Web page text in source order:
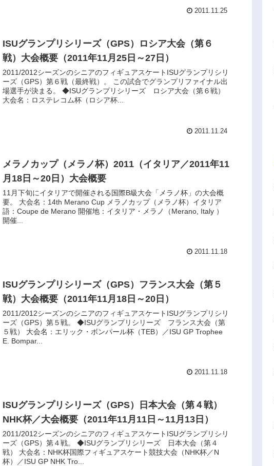
2011.11.25
ISUグランプリシリーズ（GPS）ロシア大会（第６
戦）大会概要（2011年11月25日～27日）
2011/2012シーズンのシニアのフィギュアスケートISUグランプリシリ
ーズ（GPS）第６戦（最終戦）。 この試合でグランプリファイナル出
場選手が決まる。 ◆ISUグランプリシリーズ ロシア大会（第６戦）
大会名：ロステレコム杯（ロシア杯...
2011.11.24
メラノカップ（メラノ杯）2011（イタリア／2011年11
月18日～20日）大会概要
11月下旬にイタリアで開催される国際B級大会「メラノ杯」の大会概
要。 大会名：14th Merano Cup メラノカップ（メラノ杯）イタリア
語：Coupe de Merano 開催地：イタリア・メラノ（Merano, Italy ）
開催...
2011.11.18
ISUグランプリシリーズ（GPS）フランス大会（第５
戦）大会概要（2011年11月18日～20日）
2011/2012シーズンのシニアのフィギュアスケートISUグランプリシリ
ーズ（GPS）第５戦。 ◆ISUグランプリシリーズ フランス大会（第
５戦） 大会名：エリック・ボンパール杯（TEB）／ISU GP Trophee
E. Bompar...
2011.11.18
ISUグランプリシリーズ（GPS）日本大会（第４戦）
NHK杯／大会概要（2011年11月11日～11月13日）
2011/2012シーズンのシニアのフィギュアスケートISUグランプリシリ
ーズ（GPS）第４戦。 ◆ISUグランプリシリーズ 日本大会（第４
戦） 大会名：NHK杯国際フィギュアスケート競技大会（NHK杯／N
杯）／ISU GP NHK Tro...